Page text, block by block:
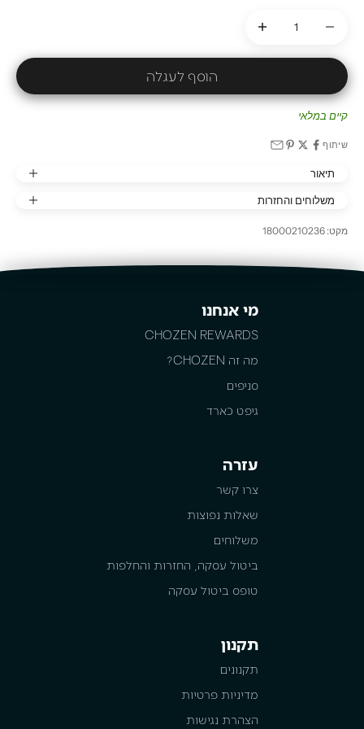
הוסף לעגלה
קיים במלאי
שיתוף
תיאור
משלוחים והחזרות
מקט: 18000210236
מי אנחנו
CHOZEN REWARDS
מה זה CHOZEN?
סניפים
גיפט כארד
עזרה
צרו קשר
שאלות נפוצות
משלוחים
ביטול עסקה, החזרות והחלפות
טופס ביטול עסקה
תקנון
תקנונים
מדיניות פרטיות
הצהרת נגישות